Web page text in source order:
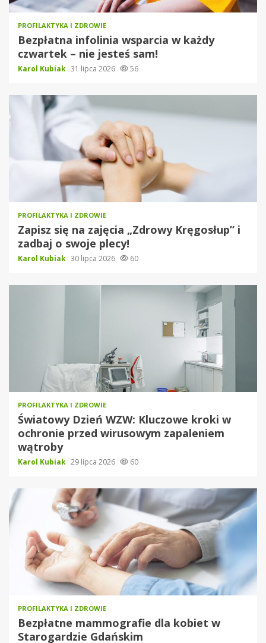
PROFILAKTYKA I ZDROWIE
Bezpłatna infolinia wsparcia w każdy
czwartek – nie jesteś sam!
Karol Kubiak 31 lipca 2026 56
PROFILAKTYKA I ZDROWIE
Zapisz się na zajęcia „Zdrowy Kręgosłup” i
zadbaj o swoje plecy!
Karol Kubiak 30 lipca 2026 60
PROFILAKTYKA I ZDROWIE
Światowy Dzień WZW: Kluczowe kroki w
ochronie przed wirusowym zapaleniem
wątroby
Karol Kubiak 29 lipca 2026 60
PROFILAKTYKA I ZDROWIE
Bezpłatne mammografie dla kobiet w
Starogardzie Gdańskim